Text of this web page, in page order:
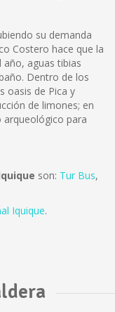
su demanda
Costero hace que la
aguas tibias
Dentro de los
oasis de Pica y
de limones; en
para
son: Tur Bus,
Iquique.